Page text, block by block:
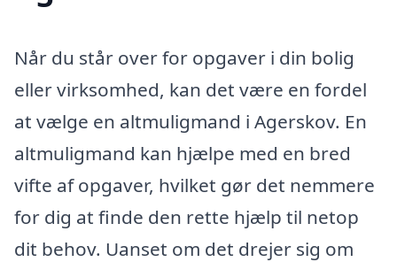
Når du står over for opgaver i din bolig
eller virksomhed, kan det være en fordel
at vælge en altmuligmand i Agerskov. En
altmuligmand kan hjælpe med en bred
vifte af opgaver, hvilket gør det nemmere
for dig at finde den rette hjælp til netop
dit behov. Uanset om det drejer sig om